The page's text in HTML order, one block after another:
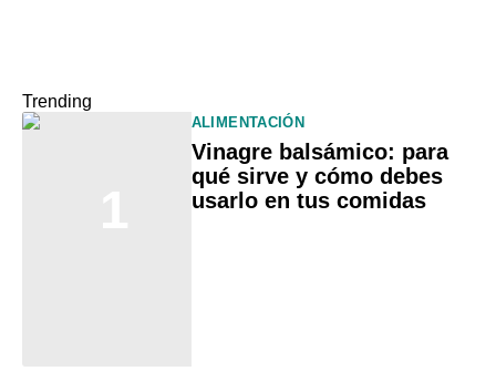
Trending
ALIMENTACIÓN
Vinagre balsámico: para
qué sirve y cómo debes
usarlo en tus comidas